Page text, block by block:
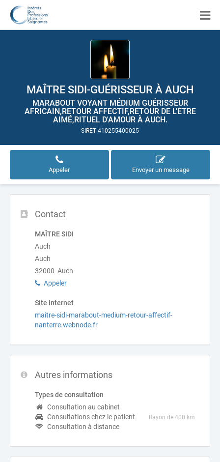
MAÎTRE SIDI-GUÉRISSEUR À AUCH
MARABOUT VOYANT MÉDIUM GUÉRISSEUR
AFRICAIN,RETOUR AFFECTIF,RETOUR DE L'ÊTRE
AIMÉ,RITUEL D'AMOUR À AUCH.
SIRET 410255400025
Appeler Envoyer un message
Contact
MAÎTRE SIDI
Auch
Auch
32000 Auch
Appeler
Site internet
maitre-sidi-marabout-medium-retour-affectif-
nanterre.webnode.fr
Autres informations
Types de consultation
Consultation au cabinet
Consultations chez le patient
Rayon de 400 km
Consultation à distance